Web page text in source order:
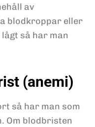
av
blodkroppar eller
så har man
(anemi)
så har man som
Om blodbristen